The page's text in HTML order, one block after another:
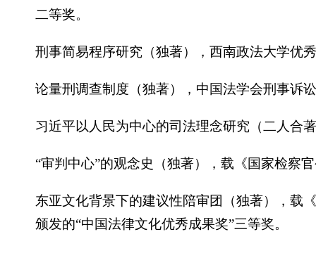
二等奖。
刑事简易程序研究（独著），西南政法大学优
论量刑调查制度（独著），中国法学会刑事诉
习近平以人民为中心的司法理念研究（二人合
“审判中心”的观念史（独著），载《国家检察
东亚文化背景下的建议性陪审团（独著），载
颁发的“中国法律文化优秀成果奖”三等奖。